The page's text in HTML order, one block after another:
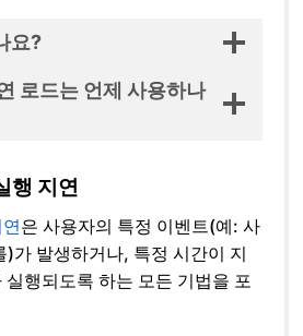
요?
로드는 언제 사용하나
지연
은 사용자의 특정 이벤트(예: 사
)가 발생하거나, 특정 시간이 지
행되도록 하는 모든 기법을 포